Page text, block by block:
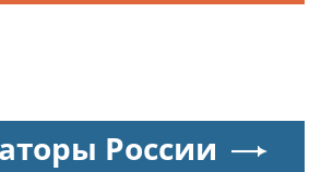
России